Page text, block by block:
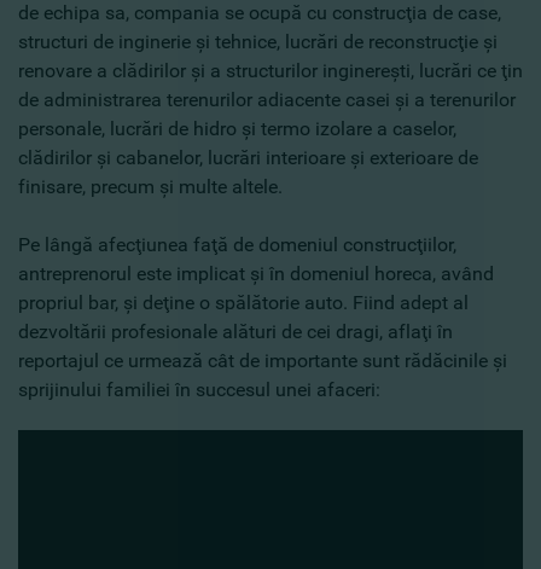
de echipa sa, compania se ocupă cu construcţia de case,
structuri de inginerie şi tehnice, lucrări de reconstrucţie şi
renovare a clădirilor şi a structurilor inginereşti, lucrări ce ţin
de administrarea terenurilor adiacente casei şi a terenurilor
personale, lucrări de hidro şi termo izolare a caselor,
clădirilor şi cabanelor, lucrări interioare şi exterioare de
finisare, precum şi multe altele.
Pe lângă afecţiunea faţă de domeniul construcţiilor,
antreprenorul este implicat şi în domeniul horeca, având
propriul bar, şi deţine o spălătorie auto. Fiind adept al
dezvoltării profesionale alături de cei dragi, aflaţi în
reportajul ce urmează cât de importante sunt rădăcinile şi
sprijinului familiei în succesul unei afaceri: